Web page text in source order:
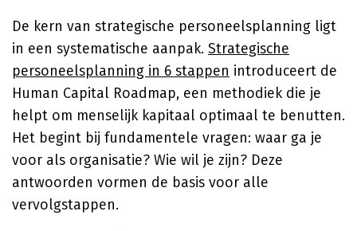
De kern van strategische personeelsplanning ligt
in een systematische aanpak. Strategische
personeelsplanning in 6 stappen introduceert de
Human Capital Roadmap, een methodiek die je
helpt om menselijk kapitaal optimaal te benutten.
Het begint bij fundamentele vragen: waar ga je
voor als organisatie? Wie wil je zijn? Deze
antwoorden vormen de basis voor alle
vervolgstappen.